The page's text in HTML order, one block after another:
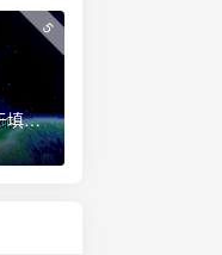
5
《梦幻之星4》这个坑终于填上了！